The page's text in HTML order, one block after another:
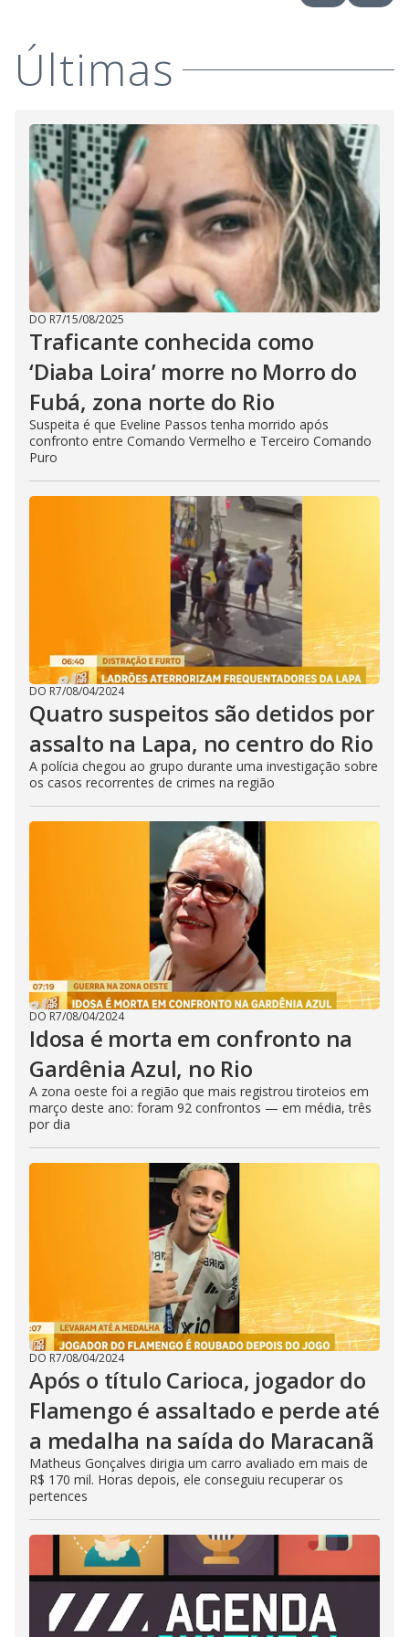
o
Últimas
DO R7/15/08/2025
Traficante conhecida como
‘Diaba Loira’ morre no Morro do
Fubá, zona norte do Rio
Suspeita é que Eveline Passos tenha morrido após
confronto entre Comando Vermelho e Terceiro Comando
Puro
DO R7/08/04/2024
Quatro suspeitos são detidos por
assalto na Lapa, no centro do Rio
A polícia chegou ao grupo durante uma investigação sobre
os casos recorrentes de crimes na região
DO R7/08/04/2024
Idosa é morta em confronto na
Gardênia Azul, no Rio
A zona oeste foi a região que mais registrou tiroteios em
março deste ano: foram 92 confrontos — em média, três
por dia
DO R7/08/04/2024
Após o título Carioca, jogador do
Flamengo é assaltado e perde até
a medalha na saída do Maracanã
Matheus Gonçalves dirigia um carro avaliado em mais de
R$ 170 mil. Horas depois, ele conseguiu recuperar os
pertences